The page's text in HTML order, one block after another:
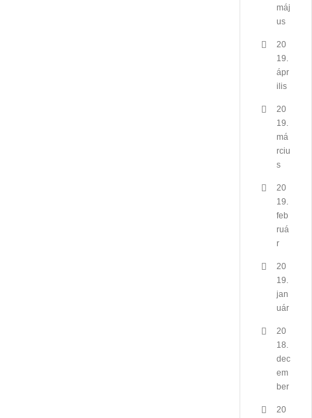
máj
us
20
19.
ápr
ilis
20
19.
má
rciu
s
20
19.
feb
ruá
r
20
19.
jan
uár
20
18.
dec
em
ber
20